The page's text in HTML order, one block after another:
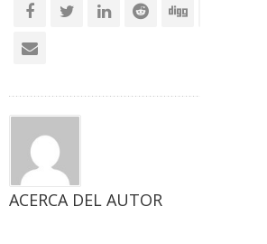
ACERCA DEL AUTOR